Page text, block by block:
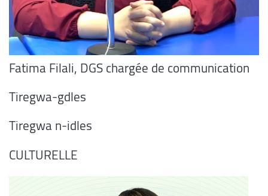
Fatima Filali, DGS chargée de communication
Tiregwa-gdles
Tiregwa n-idles
CULTURELLE